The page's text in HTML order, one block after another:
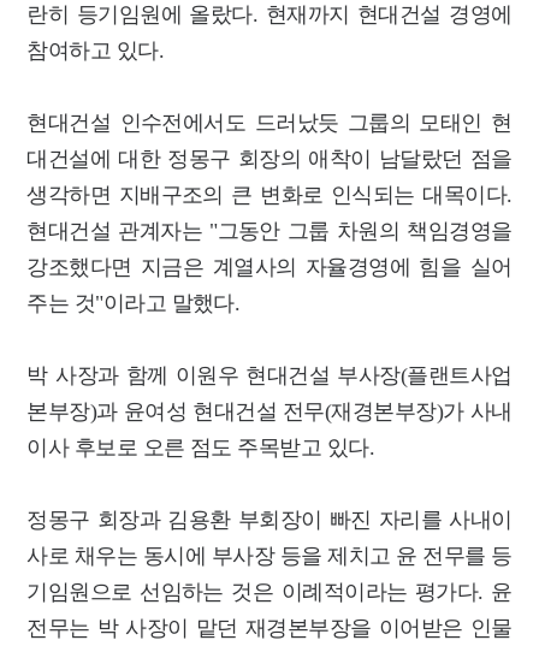
란히 등기임원에 올랐다. 현재까지 현대건설 경영에
참여하고 있다.
현대건설 인수전에서도 드러났듯 그룹의 모태인 현
대건설에 대한 정몽구 회장의 애착이 남달랐던 점을
생각하면 지배구조의 큰 변화로 인식되는 대목이다.
현대건설 관계자는 "그동안 그룹 차원의 책임경영을
강조했다면 지금은 계열사의 자율경영에 힘을 실어
주는 것"이라고 말했다.
박 사장과 함께 이원우 현대건설 부사장(플랜트사업
본부장)과 윤여성 현대건설 전무(재경본부장)가 사내
이사 후보로 오른 점도 주목받고 있다.
정몽구 회장과 김용환 부회장이 빠진 자리를 사내이
사로 채우는 동시에 부사장 등을 제치고 윤 전무를 등
기임원으로 선임하는 것은 이례적이라는 평가다. 윤
전무는 박 사장이 맡던 재경본부장을 이어받은 인물